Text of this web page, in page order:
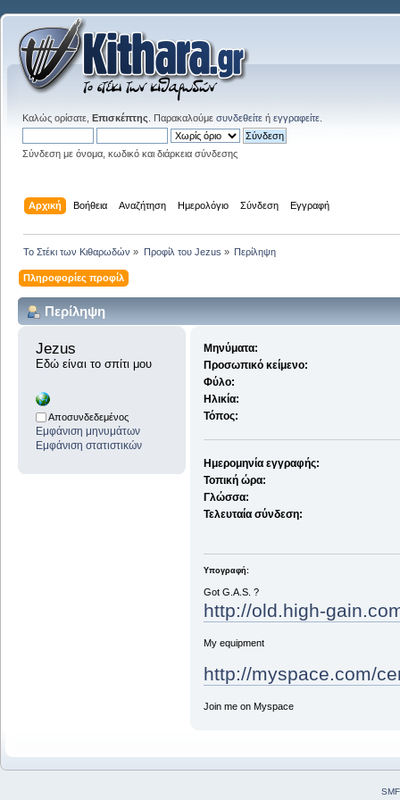
Καλώς ορίσατε, Επισκέπτης . Παρακαλούμε συνδεθείτε ή εγγραφείτε
Σύνδεση με όνομα, κωδικό και διάρκεια σύνδεσης
Αρχική Βοήθεια Αναζήτηση Ημερολόγιο Σύνδεση Εγγραφή
Το Στέκι των Κιθαρωδών » Προφίλ του Jezus » Περίληψη
Πληροφορίες προφίλ
Περίληψη
Jezus
Εδώ είναι το σπίτι μου
Αποσυνδεδεμένος
Εμφάνιση μηνυμάτων
Εμφάνιση στατιστικών
Μηνύματα:
Προσωπικό κείμενο:
Φύλο:
Ηλικία:
Τόπος:
Ημερομηνία εγγραφής:
Τοπική ώρα:
Γλώσσα:
Τελευταία σύνδεση:
Υπογραφή:
Got G.A.S. ?
http://old.high-
My equipment
http://myspace.com/
Join me on Myspace